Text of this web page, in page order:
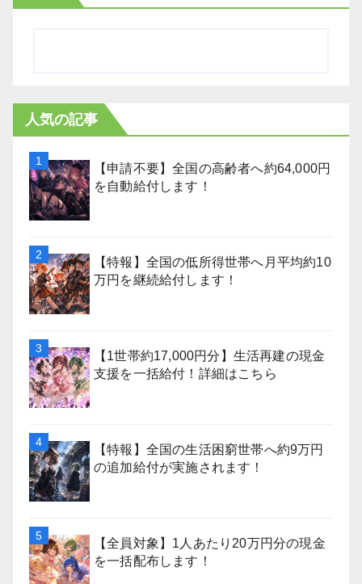
人気の記事
【申請不要】全国の高齢者へ約64,000円
を自動給付します！
【特報】全国の低所得世帯へ月平均約10
万円を継続給付します！
【1世帯約17,000円分】生活再建の現金
支援を一括給付！詳細はこちら
【特報】全国の生活困窮世帯へ約9万円
の追加給付が実施されます！
【全員対象】1人あたり20万円分の現金
を一括配布します！